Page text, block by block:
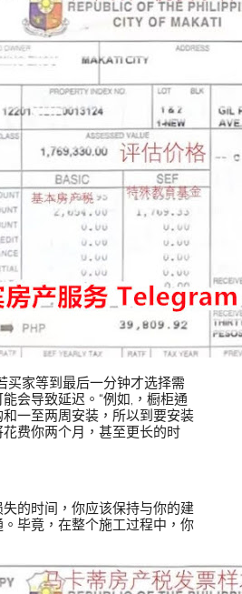
买家等到最后一分钟才选择需
会导致延迟。“例如,，橱柜通
一至两周安装，所以到要安装
费你两个月，甚至更长的时
的时间，你应该保持与你的建
毕竟，在整个施工过程中，你